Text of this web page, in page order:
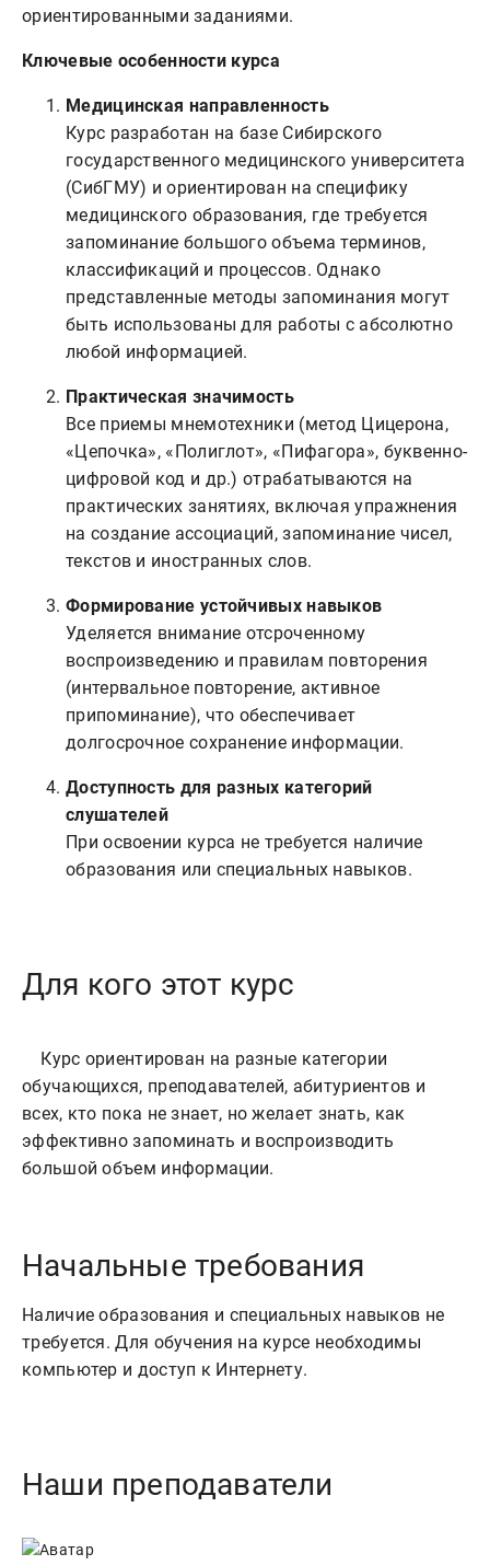
ориентированными заданиями.
Ключевые особенности курса
Медицинская направленность
Курс разработан на базе Сибирского
государственного медицинского университета
(СибГМУ) и ориентирован на специфику
медицинского образования, где требуется
запоминание большого объема терминов,
классификаций и процессов. Однако
представленные методы запоминания могут
быть использованы для работы с абсолютно
любой информацией.
Практическая значимость
Все приемы мнемотехники (метод Цицерона,
«Цепочка», «Полиглот», «Пифагора», буквенно-
цифровой код и др.) отрабатываются на
практических занятиях, включая упражнения
на создание ассоциаций, запоминание чисел,
текстов и иностранных слов.
Формирование устойчивых навыков
Уделяется внимание отсроченному
воспроизведению и правилам повторения
(интервальное повторение, активное
припоминание), что обеспечивает
долгосрочное сохранение информации.
Доступность для разных категорий
слушателей
При освоении курса не требуется наличие
образования или специальных навыков.
Для кого этот курс
обучающихся, преподавателей, абитуриентов и
всех, кто пока не знает, но желает знать, как
эффективно запоминать и воспроизводить
Начальные требования
Наличие образования и специальных навыков не
требуется. Для обучения на курсе необходимы
компьютер и доступ к Интернету.
Наши преподаватели